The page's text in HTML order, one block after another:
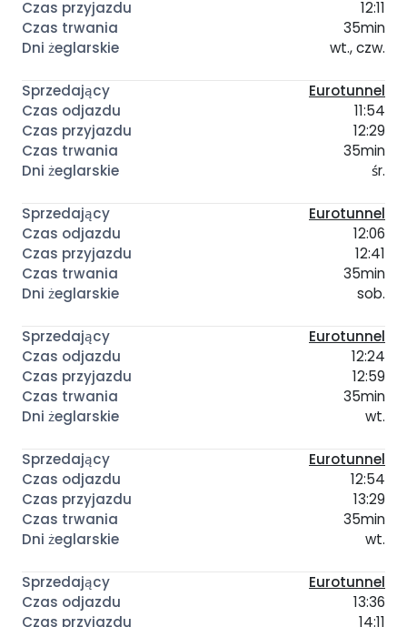
12:11
35min
wt., czw.
Eurotunnel
11:54
12:29
35min
śr.
Eurotunnel
12:06
12:41
35min
sob.
Eurotunnel
12:24
12:59
35min
wt.
Eurotunnel
12:54
13:29
35min
wt.
Eurotunnel
13:36
14:11